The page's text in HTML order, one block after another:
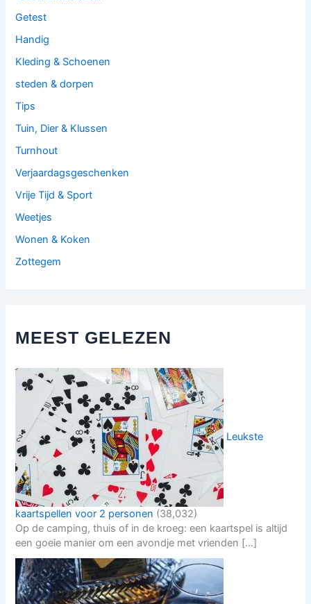
Getest
Handig
Kleding & Schoenen
steden & dorpen
Tips
Tuin, Dier & Klussen
Turnhout
Verjaardagsgeschenken
Vrije Tijd & Sport
Weetjes
Wonen & Koken
Zottegem
MEEST GELEZEN
Leukste
kaartspellen voor 2 personen (38,032)
Op de camping, thuis of in de kroeg: een kaartspel is altijd
een goeie manier om een avondje met vrienden […]